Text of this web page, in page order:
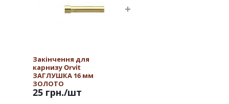
Закінчення для
карнизу Orvit
ЗАГЛУШКА 16 мм
ЗОЛОТО
25 грн./шт